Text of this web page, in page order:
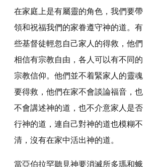
在家庭上是有屬靈的角色，我們要帶
領和祝福我們的家眷遵守神的道。有
些基督徒輕忽自己家人的得救，他們
相信有宗教自由，各人可以有不同的
宗教信仰。他們並不着緊家人的靈魂
要得救，他們在家不會談論福音，也
不會講述神的道，也不介意家人是否
行神的道，連自己對神的道也模糊不
清，沒有在家中活出神的道。
當亞伯拉罕聽見神要消滅所多瑪和蛾